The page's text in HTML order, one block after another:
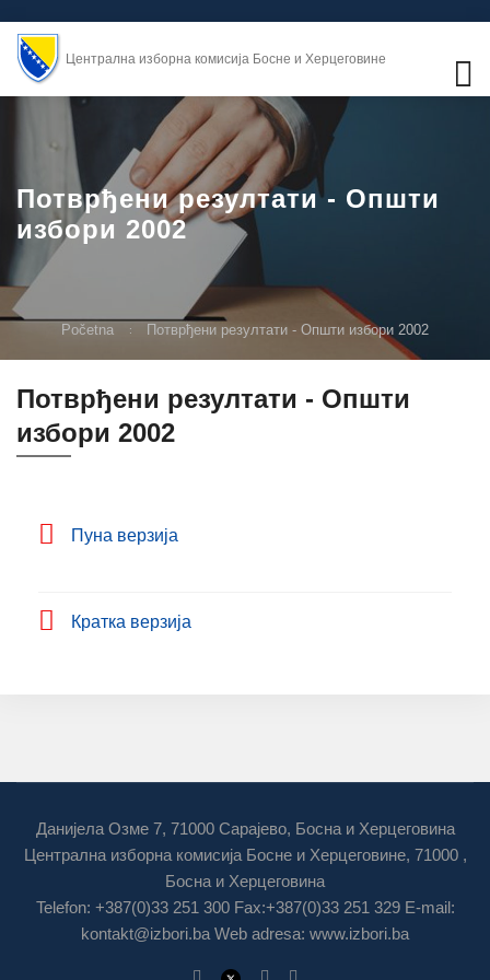
Централна изборна комисија Босне и Херцеговине
Потврђени резултати - Општи
избори 2002
Početna Потврђени резултати - Општи избори 2002
Потврђени резултати - Општи
избори 2002
Пуна верзија
Кратка верзија
Данијела Озме 7, 71000 Сарајево, Босна и Херцеговина
Централна изборна комисија Босне и Херцеговине, 71000 ,
Босна и Херцеговина
Telefon: +387(0)33 251 300 Fax:+387(0)33 251 329 E-mail:
kontakt@izbori.ba Web adresa: www.izbori.ba